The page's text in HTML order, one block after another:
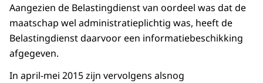
Aangezien de Belastingdienst van oordeel was dat de
maatschap wel administratieplichtig was, heeft de
Belastingdienst daarvoor een informatiebeschikking
afgegeven.
In april-mei 2015 zijn vervolgens alsnog